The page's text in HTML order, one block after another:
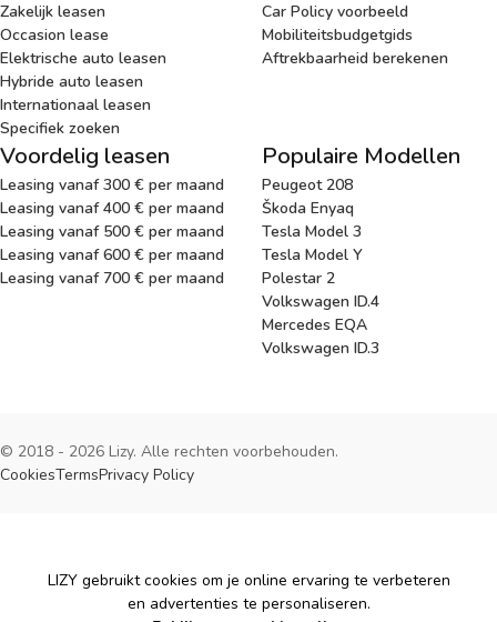
Zakelijk leasen
Occasion lease
Elektrische auto leasen
Hybride auto leasen
Internationaal leasen
Specifiek zoeken
Car Policy voorbeeld
Mobiliteitsbudgetgids
Aftrekbaarheid berekenen
Voordelig leasen
Leasing vanaf 300 € per maand
Leasing vanaf 400 € per maand
Leasing vanaf 500 € per maand
Leasing vanaf 600 € per maand
Leasing vanaf 700 € per maand
Populaire Modellen
Peugeot 208
Škoda Enyaq
Tesla Model 3
Tesla Model Y
Polestar 2
Volkswagen ID.4
Mercedes EQA
Volkswagen ID.3
© 2018 - 2026 Lizy. Alle rechten voorbehouden.
CookiesTermsPrivacy Policy
Cookies
LIZY gebruikt cookies om je online ervaring te verbeteren
en advertenties te personaliseren.